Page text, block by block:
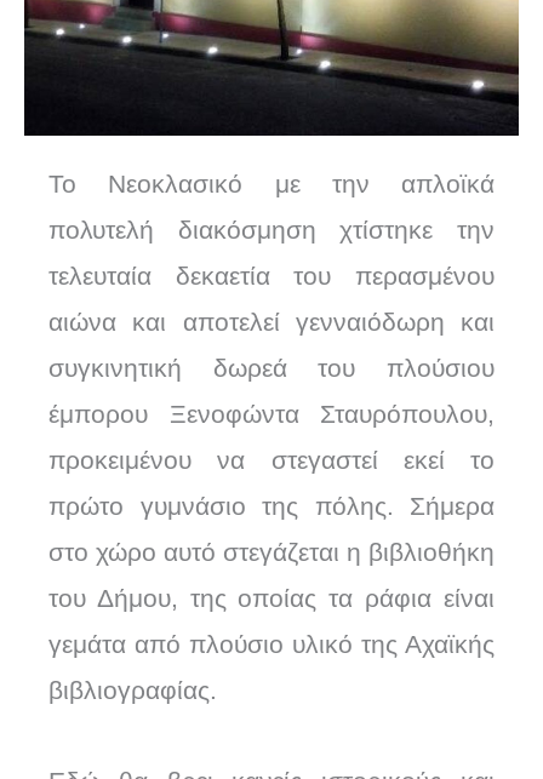
Το Νεοκλασικό με την απλοϊκά
πολυτελή διακόσμηση χτίστηκε την
τελευταία δεκαετία του περασμένου
αιώνα και αποτελεί γενναιόδωρη και
συγκινητική δωρεά του πλούσιου
έμπορου Ξενοφώντα Σταυρόπουλου,
προκειμένου να στεγαστεί εκεί το
πρώτο γυμνάσιο της πόλης. Σήμερα
στο χώρο αυτό στεγάζεται η βιβλιοθήκη
του Δήμου, της οποίας τα ράφια είναι
γεμάτα από πλούσιο υλικό της Αχαϊκής
βιβλιογραφίας.